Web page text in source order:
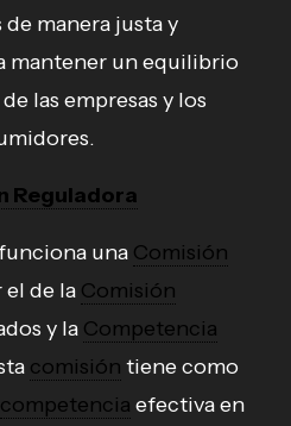
manera justa y
mantener un equilibrio
las empresas y los
Reguladora
una Comisión
el de la Comisión
y la Competencia
comisión tiene como
competencia efectiva en